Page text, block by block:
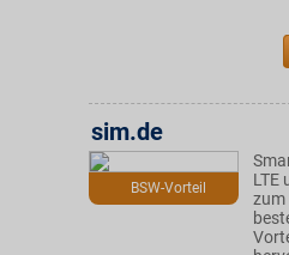
BSW-Vorteil
sim.de
LTE
zum